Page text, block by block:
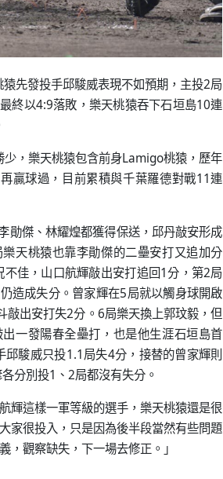
先發投手邱駿威表現不如預期，主投2局
終以4:9落敗，樂天桃猿吞下石垣島10連
，樂天桃猿包含前身Lamigo桃猿，歷年
贏球過，目前累積與千葉羅德對戰11連
勛傑、林耀煌都獲得保送，邱丹敲安形成
天桃猿也靠李勛傑的二壘安打又追加分
佳，山口航輝敲出安打追回1分，第2局
造成失分。曾家輝在5局就以觸身球開啟
敲出安打失2分。6局樂天換上郭玟毅，但
一發陽春全壘打，也是他生涯石垣島首
駿威只投1.1局失4分，接替的曾家輝則
分別投1、2局都沒有失分。
輝這樣一軍等級的選手，樂天桃猿還是很
家很投入，只是因為後半段當然有些問題
觀察缺失，下一場去修正。」